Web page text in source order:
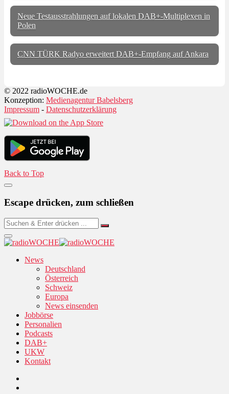
Neue Testausstrahlungen auf lokalen DAB+-Multiplexen in
Polen
CNN TÜRK Radyo erweitert DAB+-Empfang auf Ankara
© 2022 radioWOCHE.de
Konzeption: Medienagentur Babelsberg
Impressum - Datenschutzerklärung
Back to Top
Escape drücken, zum schließen
News
Deutschland
Österreich
Schweiz
Europa
News einsenden
Jobbörse
Personalien
Podcasts
DAB+
UKW
Kontakt